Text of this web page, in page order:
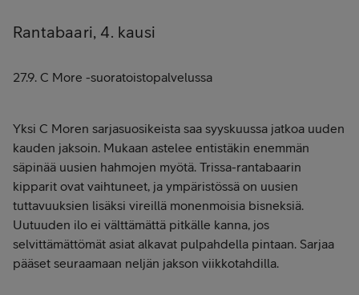
Rantabaari, 4. kausi
27.9. C More -suoratoistopalvelussa
Yksi C Moren sarjasuosikeista saa syyskuussa jatkoa uuden
kauden jaksoin. Mukaan astelee entistäkin enemmän
säpinää uusien hahmojen myötä. Trissa-rantabaarin
kipparit ovat vaihtuneet, ja ympäristössä on uusien
tuttavuuksien lisäksi vireillä monenmoisia bisneksiä.
Uutuuden ilo ei välttämättä pitkälle kanna, jos
selvittämättömät asiat alkavat pulpahdella pintaan. Sarjaa
pääset seuraamaan neljän jakson viikkotahdilla.